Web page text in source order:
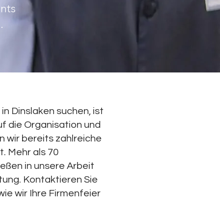
Dinslaken suchen, ist
die Organisation und
wir bereits zahlreiche
Mehr als 70
in unsere Arbeit
Kontaktieren Sie
wir Ihre Firmenfeier